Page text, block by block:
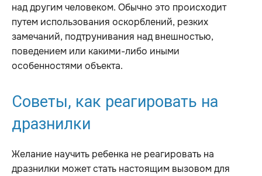
над другим человеком. Обычно это происходит
путем использования оскорблений, резких
замечаний, подтрунивания над внешностью,
поведением или какими-либо иными
особенностями объекта.
Советы, как реагировать на
дразнилки
Желание научить ребенка не реагировать на
дразнилки может стать настоящим вызовом для